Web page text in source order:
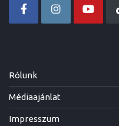
Rólunk
Médiaajánlat
Impresszum